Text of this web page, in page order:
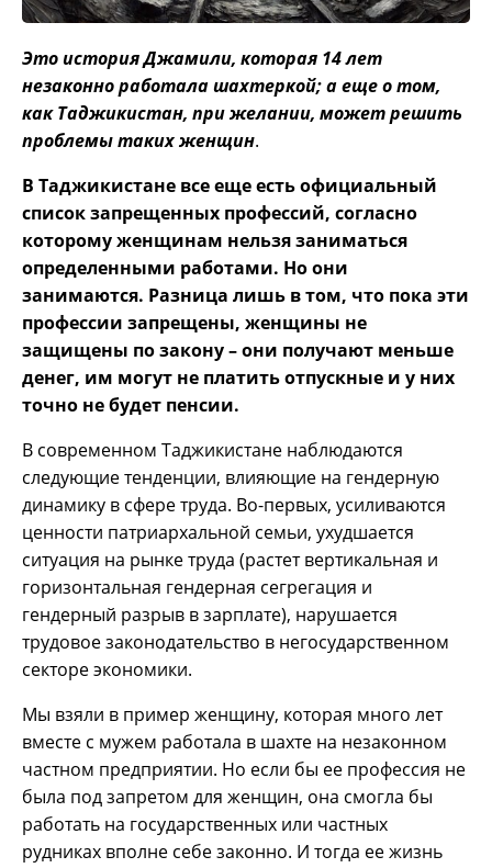
Это история Джамили, которая 14 лет
незаконно работала шахтеркой; а еще о том,
как Таджикистан, при желании, может решить
проблемы таких женщин.
В Таджикистане все еще есть официальный
список запрещенных профессий, согласно
которому женщинам нельзя заниматься
определенными работами. Но они
занимаются. Разница лишь в том, что пока эти
профессии запрещены, женщины не
защищены по закону – они получают меньше
денег, им могут не платить отпускные и у них
точно не будет пенсии.
В современном Таджикистане наблюдаются
следующие тенденции, влияющие на гендерную
динамику в сфере труда. Во-первых, усиливаются
ценности патриархальной семьи, ухудшается
ситуация на рынке труда (растет вертикальная и
горизонтальная гендерная сегрегация и
гендерный разрыв в зарплате), нарушается
трудовое законодательство в негосударственном
секторе экономики.
Мы взяли в пример женщину, которая много лет
вместе с мужем работала в шахте на незаконном
частном предприятии. Но если бы ее профессия не
была под запретом для женщин, она смогла бы
работать на государственных или частных
рудниках вполне себе законно. И тогда ее жизнь